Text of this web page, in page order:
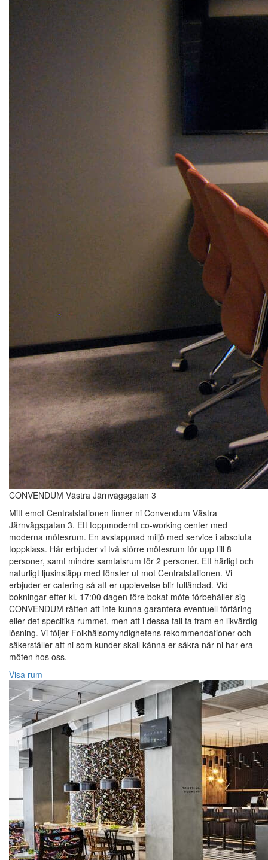
CONVENDUM Västra Järnvägsgatan 3
Mitt emot Centralstationen finner ni Convendum Västra
Järnvägsgatan 3. Ett toppmodernt co-working center med
moderna mötesrum. En avslappnad miljö med service i absoluta
toppklass. Här erbjuder vi två större mötesrum för upp till 8
personer, samt mindre samtalsrum för 2 personer. Ett härligt och
naturligt ljusinsläpp med fönster ut mot Centralstationen. Vi
erbjuder er catering så att er upplevelse blir fulländad. Vid
bokningar efter kl. 17:00 dagen före bokat möte förbehåller sig
CONVENDUM rätten att inte kunna garantera eventuell förtäring
eller det specifika rummet, men att i dessa fall ta fram en likvärdig
lösning. Vi följer Folkhälsomyndighetens rekommendationer och
säkerställer att ni som kunder skall känna er säkra när ni har era
möten hos oss.
Visa rum